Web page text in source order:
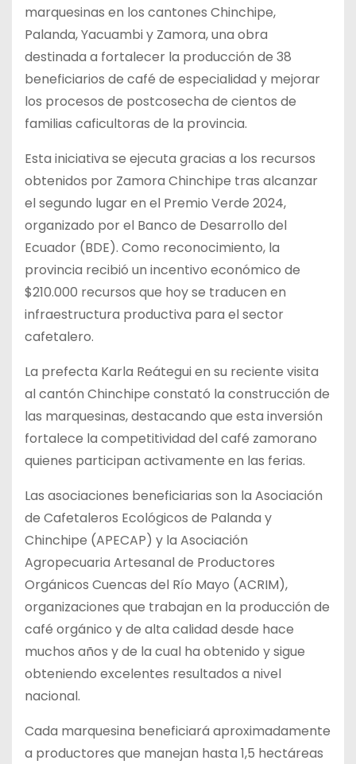
marquesinas en los cantones Chinchipe,
Palanda, Yacuambi y Zamora, una obra
destinada a fortalecer la producción de 38
beneficiarios de café de especialidad y mejorar
los procesos de postcosecha de cientos de
familias caficultoras de la provincia.
Esta iniciativa se ejecuta gracias a los recursos
obtenidos por Zamora Chinchipe tras alcanzar
el segundo lugar en el Premio Verde 2024,
organizado por el Banco de Desarrollo del
Ecuador (BDE). Como reconocimiento, la
provincia recibió un incentivo económico de
$210.000 recursos que hoy se traducen en
infraestructura productiva para el sector
cafetalero.
La prefecta Karla Reátegui en su reciente visita
al cantón Chinchipe constató la construcción de
las marquesinas, destacando que esta inversión
fortalece la competitividad del café zamorano
quienes participan activamente en las ferias.
Las asociaciones beneficiarias son la Asociación
de Cafetaleros Ecológicos de Palanda y
Chinchipe (APECAP) y la Asociación
Agropecuaria Artesanal de Productores
Orgánicos Cuencas del Río Mayo (ACRIM),
organizaciones que trabajan en la producción de
café orgánico y de alta calidad desde hace
muchos años y de la cual ha obtenido y sigue
obteniendo excelentes resultados a nivel
nacional.
Cada marquesina beneficiará aproximadamente
a productores que manejan hasta 1,5 hectáreas